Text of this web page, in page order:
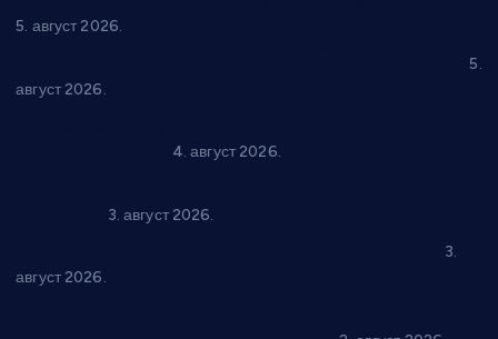
5. август 2026.
5.
август 2026.
4. август 2026.
3. август 2026.
3.
август 2026.